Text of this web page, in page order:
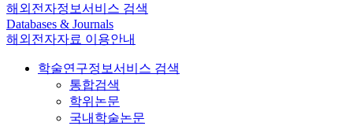
해외전자정보서비스 검색
Databases & Journals
해외전자자료 이용안내
학술연구정보서비스 검색
통합검색
학위논문
국내학술논문